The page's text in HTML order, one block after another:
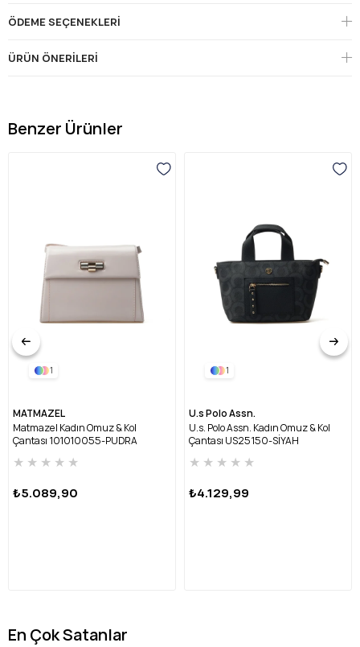
ÖDEME SEÇENEKLERI
ÜRÜN ÖNERILERI
Benzer Ürünler
1
MATMAZEL
Matmazel Kadın Omuz & Kol
Çantası 101010055-PUDRA
★ ★ ★ ★ ★
₺5.089,90
1
U.s Polo Assn.
U.s. Polo Assn. Kadın Omuz & Kol
Çantası US25150-SİYAH
★ ★ ★ ★ ★
₺4.129,99
En Çok Satanlar